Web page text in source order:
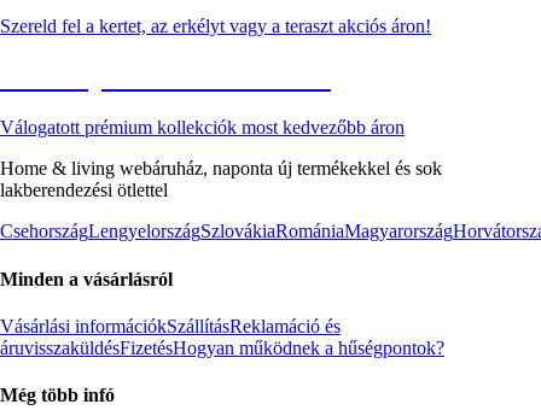
Szereld fel a kertet, az erkélyt vagy a teraszt akciós áron!
Válogatott prémium kollekciók most kedvezőbb áron
Home & living webáruház, naponta új termékekkel és sok
lakberendezési ötlettel
CsehországLengyelországSzlovákiaRomániaMagyarország
Minden a vásárlásról
Vásárlási információkSzállításReklamáció és
áruvisszaküldésFizetésHogyan működnek a hűségpontok?
Még több infó